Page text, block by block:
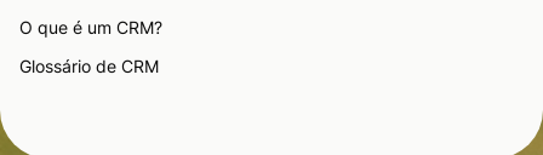
O que é um CRM?
Glossário de CRM